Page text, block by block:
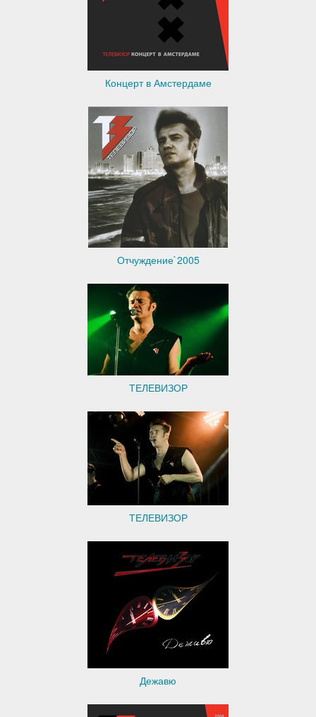
Концерт в Амстердаме
Отчуждение`2005
ТЕЛЕВИЗОР
ТЕЛЕВИЗОР
Дежавю